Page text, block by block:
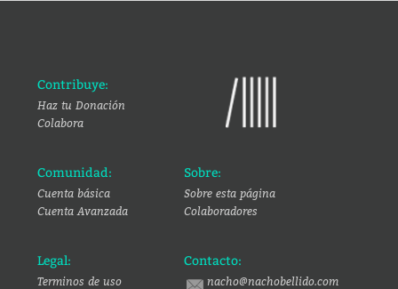
Contribuye:
Haz tu Donación
Colabora
Comunidad:
Cuenta básica
Cuenta Avanzada
Sobre:
Sobre esta página
Colaboradores
Legal:
Terminos de uso
Contacto:
nacho@nachobellido.com